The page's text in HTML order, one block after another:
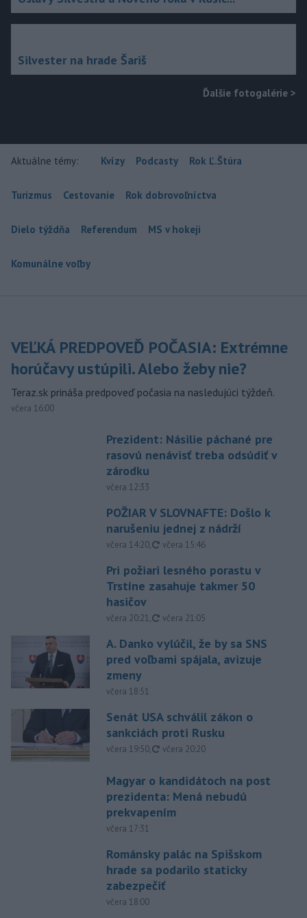
Silvester na hrade Šariš
Ďalšie fotogalérie >
Aktuálne témy: Kvízy Podcasty Rok Ľ.Štúra
Turizmus Cestovanie Rok dobrovoľníctva
Dielo týždňa Referendum MS v hokeji
Komunálne voľby
VEĽKÁ PREDPOVEĎ POČASIA: Extrémne
horúčavy ustúpili. Alebo žeby nie?
Teraz.sk prináša predpoveď počasia na nasledujúci týždeň.
včera 16:00
Prezident: Násilie páchané pre
rasovú nenávisť treba odsúdiť v
zárodku
včera 12:33
POŽIAR V SLOVNAFTE: Došlo k
narušeniu jednej z nádrží
včera 14:20, aktualizované
včera 15:46
Pri požiari lesného porastu v
Trstíne zasahuje takmer 50
hasičov
včera 20:21, aktualizované
včera 21:05
A. Danko vylúčil, že by sa SNS
pred voľbami spájala, avizuje
zmeny
včera 18:51
Senát USA schválil zákon o
sankciách proti Rusku
včera 19:50, aktualizované
včera 20:20
Magyar o kandidátoch na post
prezidenta: Mená nebudú
prekvapením
včera 17:31
Románsky palác na Spišskom
hrade sa podarilo staticky
zabezpečiť
včera 18:00